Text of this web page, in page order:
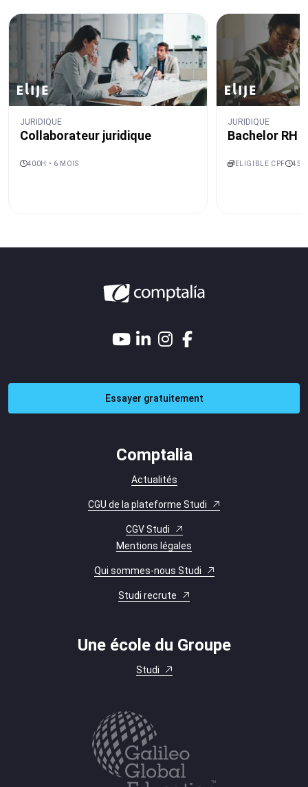
JURIDIQUE
Collaborateur juridique
400H • 6 MOIS
JURIDIQUE
Bachelor RH
ELIGIBLE CPF
Essayer gratuitement
Comptalia
Actualités
CGU de la plateforme Studi
CGV Studi
Mentions légales
Qui sommes-nous Studi
Studi recrute
Une école du Groupe
Studi